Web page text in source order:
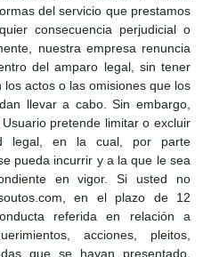
del servicio que prestamos
consecuencia perjudicial o
nuestra empresa renuncia
del amparo legal, sin tener
actos o las omisiones que los
llevar a cabo. Sin embargo,
pretende limitar o excluir
legal, en la cual, por parte
pueda incurrir y a la que le sea
en vigor. Si usted no
en el plazo de 12
referida en relación a
acciones, pleitos,
que se hayan presentado,